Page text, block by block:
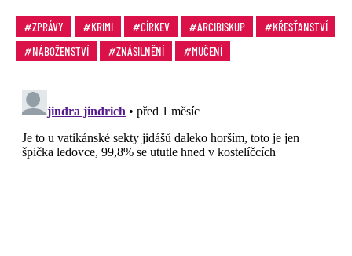
ZPRÁVY KRIMI CÍRKEV ARCIBISKUP
KŘESŤANSTVÍ
NÁBOŽENSTVÍ
ZNÁSILNĚNÍ MUČENÍ